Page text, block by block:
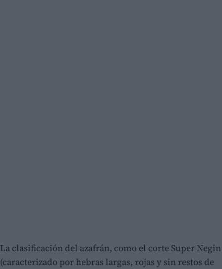
La clasificación del azafrán, como el corte Super Negin
(caracterizado por hebras largas, rojas y sin restos de